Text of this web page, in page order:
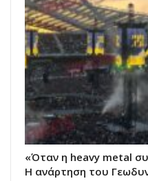
«Όταν η heavy metal
Η ανάρτηση του